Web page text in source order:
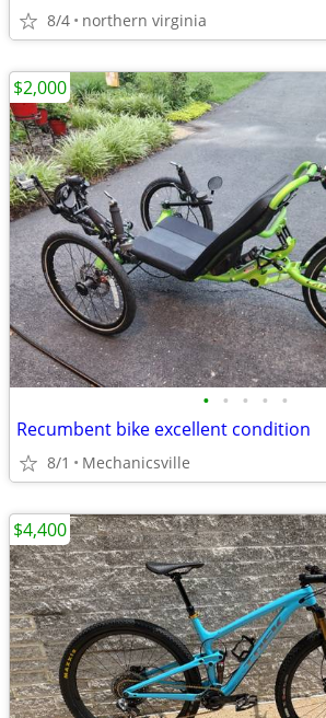
8/4 northern virginia
• • • • •
Recumbent bike excellent condition
8/1 Mechanicsville
$2,000
$4,400